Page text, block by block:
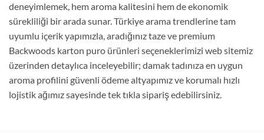
deneyimlemek, hem aroma kalitesini hem de ekonomik
sürekliliği bir arada sunar. Türkiye arama trendlerine tam
uyumlu içerik yapımızla, aradığınız taze ve premium
Backwoods karton puro ürünleri seçeneklerimizi web sitemiz
üzerinden detaylıca inceleyebilir; damak tadınıza en uygun
aroma profilini güvenli ödeme altyapımız ve korumalı hızlı
lojistik ağımız sayesinde tek tıkla sipariş edebilirsiniz.